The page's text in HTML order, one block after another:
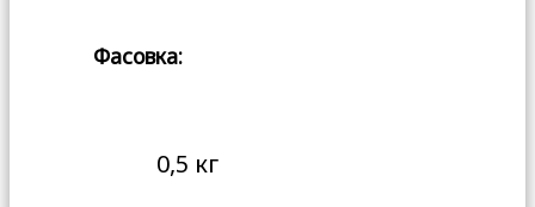
Фасовка:
0,5 кг